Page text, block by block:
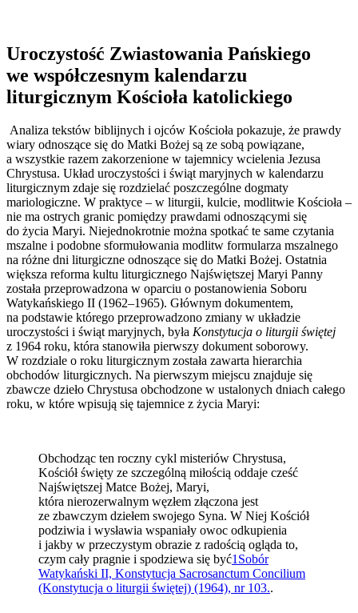
Uroczystość Zwiastowania Pańskiego
we współczesnym kalendarzu
liturgicznym Kościoła katolickiego
Analiza tekstów biblijnych i ojców Kościoła pokazuje, że prawdy
wiary odnoszące się do Matki Bożej są ze sobą powiązane,
a wszystkie razem zakorzenione w tajemnicy wcielenia Jezusa
Chrystusa. Układ uroczystości i świąt maryjnych w kalendarzu
liturgicznym zdaje się rozdzielać poszczególne dogmaty
mariologiczne. W praktyce – w liturgii, kulcie, modlitwie Kościoła –
nie ma ostrych granic pomiędzy prawdami odnoszącymi się
do życia Maryi. Niejednokrotnie można spotkać te same czytania
mszalne i podobne sformułowania modlitw formularza mszalnego
na różne dni liturgiczne odnoszące się do Matki Bożej. Ostatnia
większa reforma kultu liturgicznego Najświętszej Maryi Panny
została przeprowadzona w oparciu o postanowienia Soboru
Watykańskiego II (1962–1965). Głównym dokumentem,
na podstawie którego przeprowadzono zmiany w układzie
uroczystości i świąt maryjnych, była Konstytucja o liturgii świętej
z 1964 roku, która stanowiła pierwszy dokument soborowy.
W rozdziale o roku liturgicznym została zawarta hierarchia
obchodów liturgicznych. Na pierwszym miejscu znajduje się
zbawcze dzieło Chrystusa obchodzone w ustalonych dniach całego
roku, w które wpisują się tajemnice z życia Maryi:
Obchodząc ten roczny cykl misteriów Chrystusa,
Kościół święty ze szczególną miłością oddaje cześć
Najświętszej Matce Bożej, Maryi,
która nierozerwalnym węzłem złączona jest
ze zbawczym dziełem swojego Syna. W Niej Kościół
podziwia i wysławia wspaniały owoc odkupienia
i jakby w przeczystym obrazie z radością ogląda to,
czym cały pragnie i spodziewa się być1Sobór
Watykański II, Konstytucja Sacrosanctum Concilium
(Konstytucja o liturgii świętej) (1964), nr 103..